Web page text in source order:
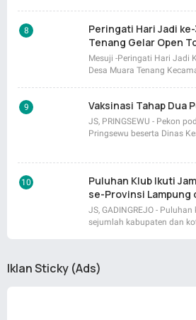
Peringati Hari Jadi
Tenang Gelar Open
Mesuji -Peringati Hari Jadi
Desa Muara Tenang
Vaksinasi Tahap Dua
JS, PRINGSEWU - Pekon
Pringsewu beserta Dinas
Puluhan Klub Ikuti
se-Provinsi Lampung
JS, GADINGREJO -
sejumlah kabupaten dan
Iklan Sticky (Ads)